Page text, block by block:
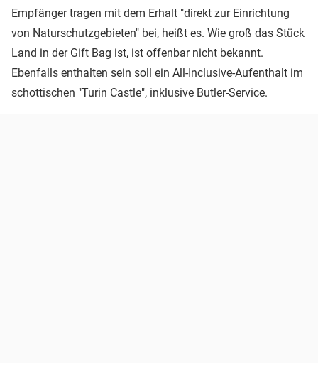
Empfänger tragen mit dem Erhalt "direkt zur Einrichtung
von Naturschutzgebieten" bei, heißt es. Wie groß das Stück
Land in der Gift Bag ist, ist offenbar nicht bekannt.
Ebenfalls enthalten sein soll ein All-Inclusive-Aufenthalt im
schottischen "Turin Castle", inklusive Butler-Service.